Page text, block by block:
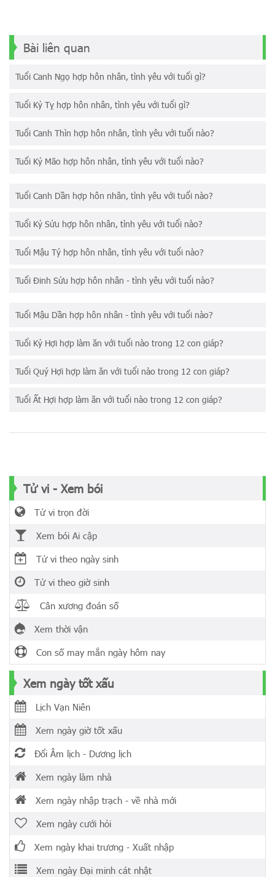
Bài liên quan
Tuổi Canh Ngọ hợp hôn nhân, tình yêu với tuổi gì?
Tuổi Kỷ Tỵ hợp hôn nhân, tình yêu với tuổi gì?
Tuổi Canh Thìn hợp hôn nhân, tình yêu với tuổi nào?
Tuổi Kỷ Mão hợp hôn nhân, tình yêu với tuổi nào?
Tuổi Canh Dần hợp hôn nhân, tình yêu với tuổi nào?
Tuổi Kỷ Sửu hợp hôn nhân, tình yêu với tuổi nào?
Tuổi Mậu Tý hợp hôn nhân, tình yêu với tuổi nào?
Tuổi Đinh Sửu hợp hôn nhân - tình yêu với tuổi nào?
Tuổi Mậu Dần hợp hôn nhân - tình yêu với tuổi nào?
Tuổi Kỷ Hợi hợp làm ăn với tuổi nào trong 12 con giáp?
Tuổi Quý Hợi hợp làm ăn với tuổi nào trong 12 con giáp?
Tuổi Ất Hợi hợp làm ăn với tuổi nào trong 12 con giáp?
Tử vi - Xem bói
Tử vi trọn đời
Xem bói Ai cập
Tử vi theo ngày sinh
Tử vi theo giờ sinh
Cân xương đoán số
Xem thời vận
Con số may mắn ngày hôm nay
Xem ngày tốt xấu
Lịch Vạn Niên
Xem ngày giờ tốt xấu
Đổi Âm lịch - Dương lịch
Xem ngày làm nhà
Xem ngày nhập trạch - về nhà mới
Xem ngày cưới hỏi
Xem ngày khai trương - Xuất nhập
Xem ngày Đại minh cát nhật